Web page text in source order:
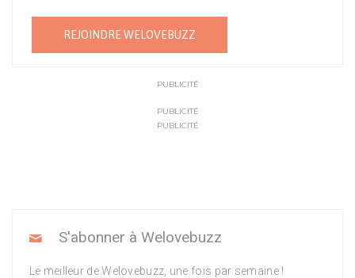
REJOINDRE WELOVEBUZZ
PUBLICITÉ
PUBLICITÉ
PUBLICITÉ
S'abonner à Welovebuzz
Le meilleur de Welovebuzz, une fois par semaine !